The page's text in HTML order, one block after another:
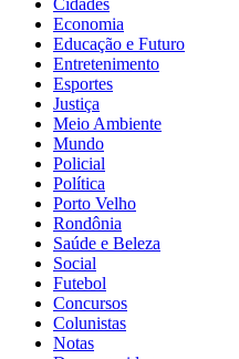
Economia
Educação e Futuro
Entretenimento
Esportes
Justiça
Meio Ambiente
Mundo
Policial
Política
Porto Velho
Rondônia
Saúde e Beleza
Social
Futebol
Concursos
Colunistas
Notas